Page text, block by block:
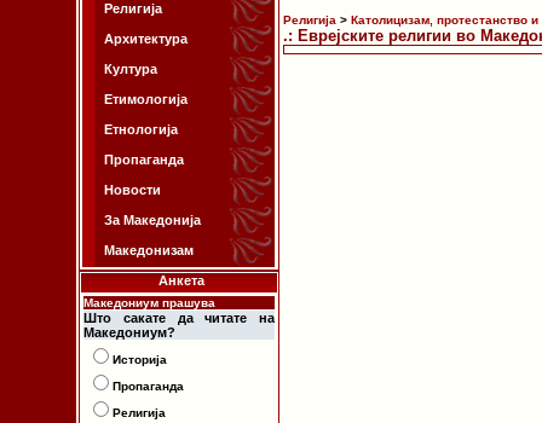
Религија
Архитектура
Култура
Етимологија
Етнологија
Пропаганда
Новости
За Македонија
Македонизам
Анкета
Македониум прашува
Што сакате да читате на
Македониум?
Историја
Пропаганда
Религија
Религија > Католицизам, протестанство и
.: Еврејските религии во